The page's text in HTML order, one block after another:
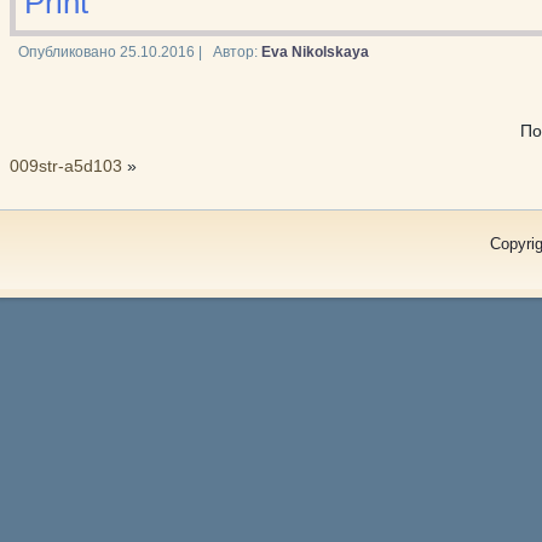
Опубликовано 25.10.2016 Автор: Eva Nikolskaya
009str-a5d103 »